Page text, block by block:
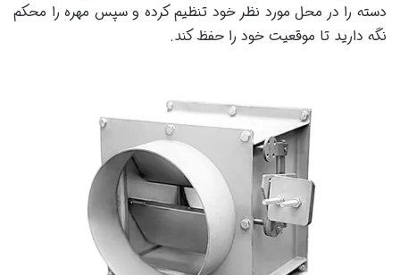
دسته را در محل مورد نظر خود تنظیم کرده و سپس مهره را محکم
نگه دارید تا موقعیت خود را حفظ کند.